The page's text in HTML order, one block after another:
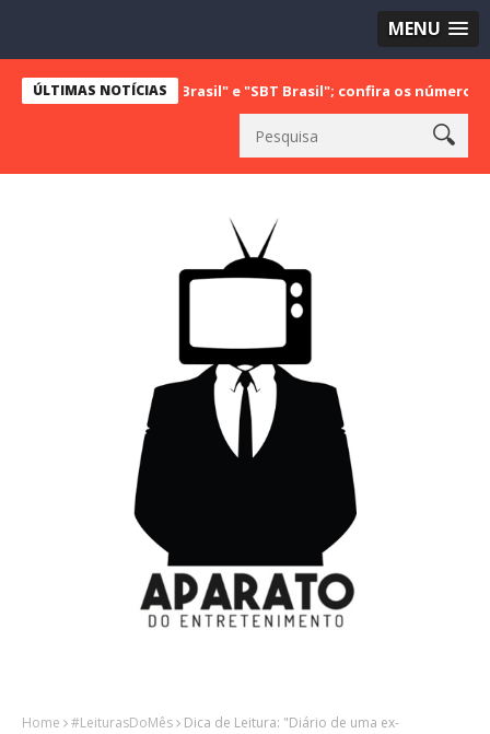
MENU
ÚLTIMAS NOTÍCIAS
"Bake Off Brasil" e "SBT Brasil"; confira os números do último
Home #LeiturasDoMês
Dica de Leitura: "Diário de uma ex-